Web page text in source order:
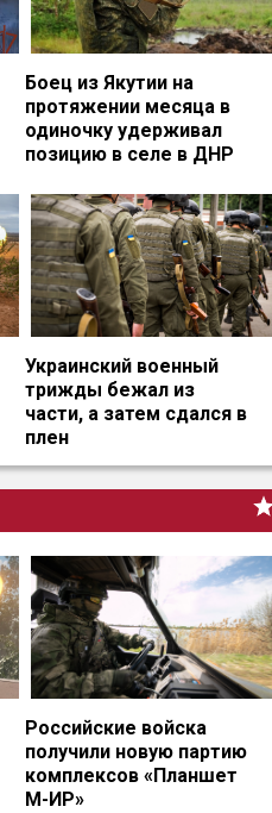
Боец из Якутии на
протяжении месяца в
одиночку удерживал
позицию в селе в ДНР
Украинский военный
трижды бежал из
части, а затем сдался в
плен
Российские войска
получили новую партию
комплексов «Планшет
М-ИР»